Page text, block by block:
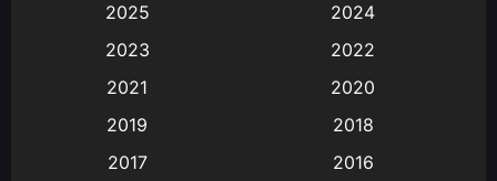
Animation การ์ตูน
Animation อนิเมะ
2025
2024
2023
2022
2021
2020
2019
2018
2017
2016